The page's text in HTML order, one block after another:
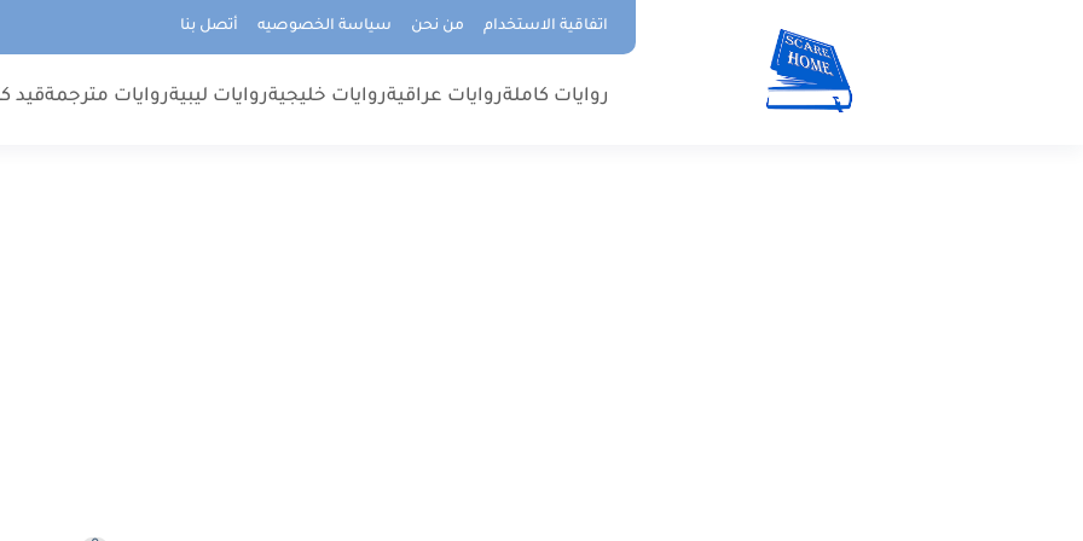
اتفاقية الاستخدام من نحن سياسة الخصوصيه أتصل بنا
روايات كاملةروايات عراقيةروايات خليجيةروايات ليبيةروايات مترجمةقيد